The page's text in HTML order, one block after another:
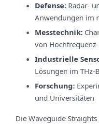
Defense: Radar-
Anwendungen im
Messtechnik:
von
Industrielle
Lösungen im THz-
Forschung:
und Universitäten
Die Waveguide